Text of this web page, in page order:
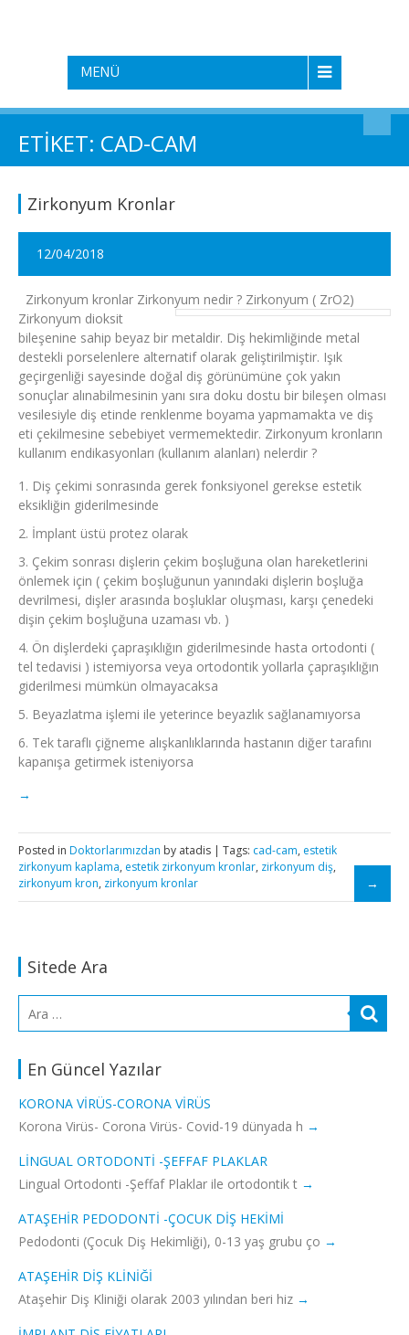
MENÜ
ETIKET: CAD-CAM
Sitede Ara
En Güncel Yazılar
KORONA VIRÜS-CORONA VIRÜS
Korona Virüs- Corona Virüs- Covid-19 dünyada h
LINGUAL ORTODONTI -ŞEFFAF PLAKLAR
Lingual Ortodonti -Şeffaf Plaklar ile ortodontik t
ATAŞEHIR PEDODONTI -ÇOCUK DIŞ HEKIMI
Pedodonti (Çocuk Diş Hekimliği), 0-13 yaş grubu ço
ATAŞEHIR DIŞ KLINIĞI
Ataşehir Diş Kliniği olarak 2003 yılından beri hiz
Zirkonyum Kronlar
12/04/2018
Zirkonyum kronlar Zirkonyum nedir ? Zirkonyum ( ZrO2)
Zirkonyum dioksit
bileşenine sahip beyaz bir metaldir. Diş hekimliğinde metal
destekli porselenlere alternatif olarak geliştirilmiştir. Işık
geçirgenliği sayesinde doğal diş görünümüne çok yakın
sonuçlar alınabilmesinin yanı sıra doku dostu bir bileşen olması
vesilesiyle diş etinde renklenme boyama yapmamakta ve diş
eti çekilmesine sebebiyet vermemektedir. Zirkonyum kronların
kullanım endikasyonları (kullanım alanları) nelerdir ?
Diş çekimi sonrasında gerek fonksiyonel gerekse estetik
eksikliğin giderilmesinde
İmplant üstü protez olarak
Çekim sonrası dişlerin çekim boşluğuna olan hareketlerini
önlemek için ( çekim boşluğunun yanındaki dişlerin boşluğa
devrilmesi, dişler arasında boşluklar oluşması, karşı çenedeki
dişin çekim boşluğuna uzaması vb. )
Ön dişlerdeki çapraşıklığın giderilmesinde hasta ortodonti (
tel tedavisi ) istemiyorsa veya ortodontik yollarla çapraşıklığın
giderilmesi mümkün olmayacaksa
Beyazlatma işlemi ile yeterince beyazlık sağlanamıyorsa
Tek taraflı çiğneme alışkanlıklarında hastanın diğer tarafını
kapanışa getirmek isteniyorsa
Posted in Doktorlarımızdan by atadis | Tags: cad-cam, estetik
zirkonyum kaplama, estetik zirkonyum kronlar, zirkonyum diş,
zirkonyum kron, zirkonyum kronlar